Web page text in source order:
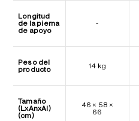
Longitud
de la pierna
de apoyo
-
Peso del
producto
14 kg
Tamaño
(LxAnxAl)
(cm)
46 × 58 ×
66